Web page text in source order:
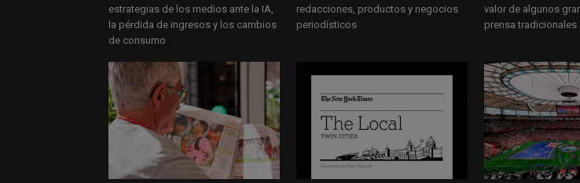
estrategias de los medios ante la IA,
la pérdida de ingresos y los cambios
de consumo
redacciones, productos y negocios
periodísticos
valor de algunos
prensa tradicionales